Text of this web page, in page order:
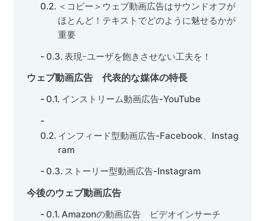
＜コピー＞ウェブ動画広告はサウンドオフが
ほとんど！テキストでどのように魅せるかが
重要
表現ｰユーザを飽きさせない工夫を！
ウェブ動画広告 代表的な媒体の特長
インストリーム動画広告-YouTube
インフィード型動画広告-Facebook、Instag
ram
ストーリー型動画広告-Instagram
今後のウェブ動画広告
Amazonの動画広告 ビデオインサーチ